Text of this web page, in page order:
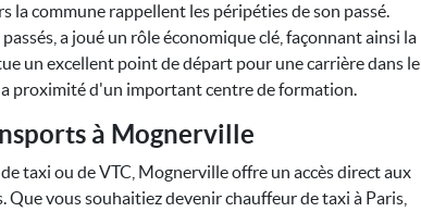
la commune rappellent les péripéties de son passé.
a joué un rôle économique clé, façonnant ainsi la
un excellent point de départ pour une carrière dans le
proximité d'un important centre de formation.
à Mognerville
taxi ou de VTC, Mognerville offre un accès direct aux
vous souhaitiez devenir chauffeur de taxi à Paris,